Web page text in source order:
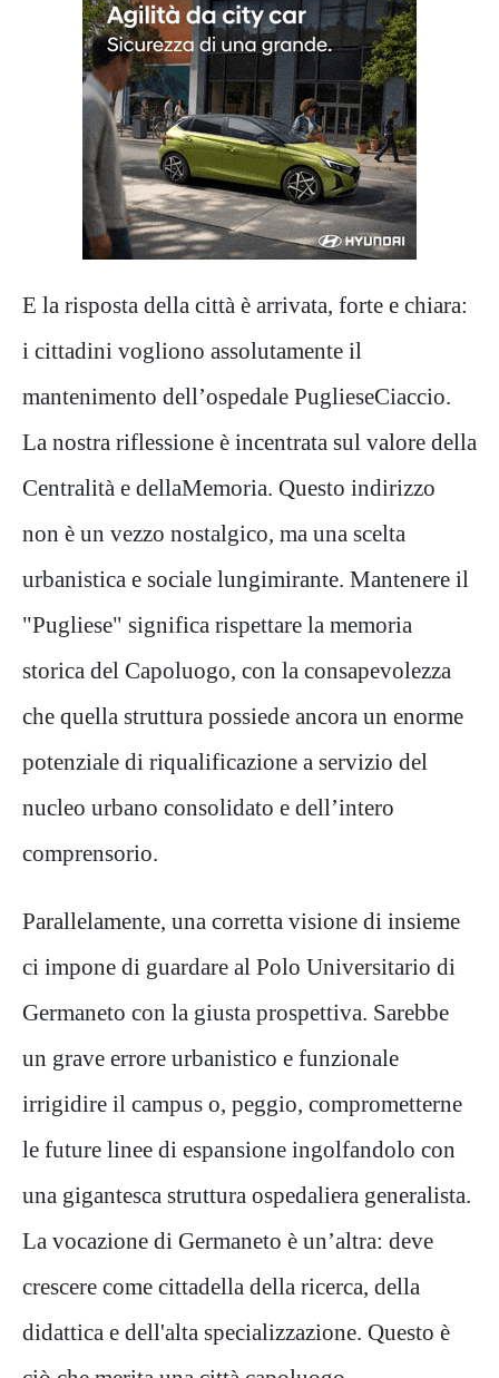
E la risposta della città è arrivata, forte e chiara:
i cittadini vogliono assolutamente il
mantenimento dell’ospedale PuglieseCiaccio.
La nostra riflessione è incentrata sul valore della
Centralità e dellaMemoria. Questo indirizzo
non è un vezzo nostalgico, ma una scelta
urbanistica e sociale lungimirante. Mantenere il
"Pugliese" significa rispettare la memoria
storica del Capoluogo, con la consapevolezza
che quella struttura possiede ancora un enorme
potenziale di riqualificazione a servizio del
nucleo urbano consolidato e dell’intero
comprensorio.
Parallelamente, una corretta visione di insieme
ci impone di guardare al Polo Universitario di
Germaneto con la giusta prospettiva. Sarebbe
un grave errore urbanistico e funzionale
irrigidire il campus o, peggio, comprometterne
le future linee di espansione ingolfandolo con
una gigantesca struttura ospedaliera generalista.
La vocazione di Germaneto è un’altra: deve
crescere come cittadella della ricerca, della
didattica e dell'alta specializzazione. Questo è